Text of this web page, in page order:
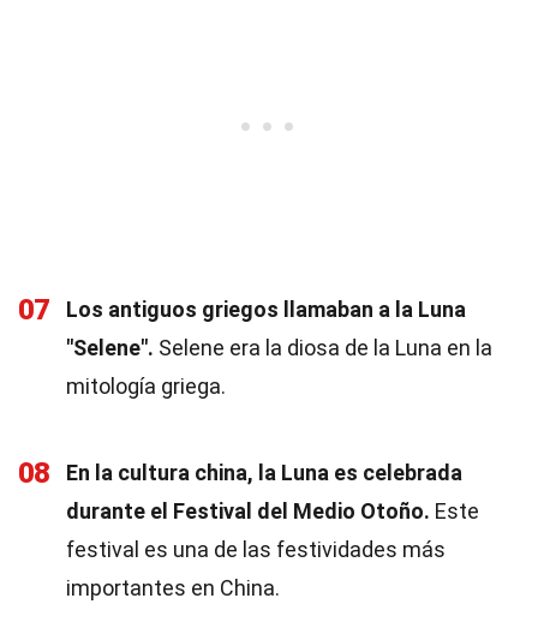
07
Los antiguos griegos llamaban a la Luna
"Selene". Selene era la diosa de la Luna en la
mitología griega.
08
En la cultura china, la Luna es celebrada
durante el Festival del Medio Otoño. Este
festival es una de las festividades más
importantes en China.